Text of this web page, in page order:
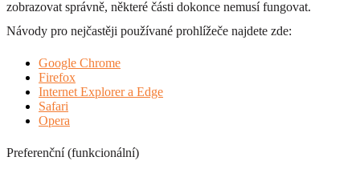
zobrazovat správně, některé části dokonce nemusí fungovat.
Návody pro nejčastěji používané prohlížeče najdete zde:
Google Chrome
Firefox
Internet Explorer a Edge
Safari
Opera
Preferenční (funkcionální)